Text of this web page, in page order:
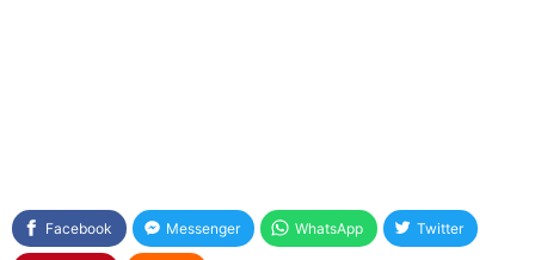
Facebook Messenger WhatsApp Twitter